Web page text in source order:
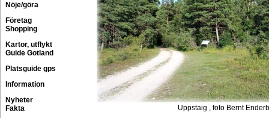
Nöje/göra
Företag
Shopping
Kartor, utflykt
Guide Gotland
Platsguide gps
Information
Nyheter
Fakta
Uppstaig , foto Bernt